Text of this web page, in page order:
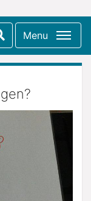
Menu